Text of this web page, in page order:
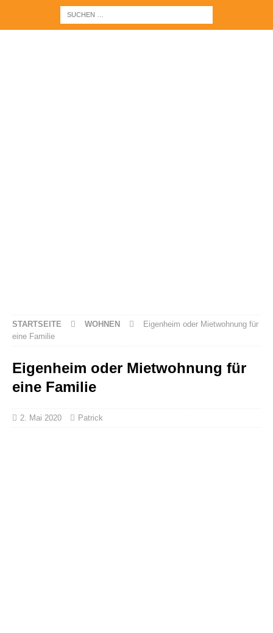
STARTSEITE WOHNEN
Eigenheim oder Mietwohnung für
eine Familie
Eigenheim oder Mietwohnung für
eine Familie
2. Mai 2020 Patrick